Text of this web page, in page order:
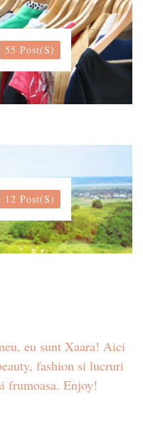
55 Post(s)
12 Post(s)
eu sunt Xaara! Aici
fashion si lucruri
frumoasa. Enjoy!